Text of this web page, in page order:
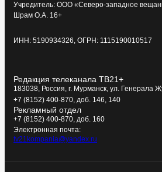
Учредитель: ООО «Северо-западное
Шрам О.А. 16+
ИНН: 5190934326, ОГРН: 1115190010517
Редакция телеканала ТВ21+
183038, Россия, г. Мурманск, ул. Генерала
+7 (8152) 400-870, доб. 146, 140
Рекламный отдел
+7 (8152) 400-870, доб. 160
Электронная почта:
tv21kompania@yandex.ru